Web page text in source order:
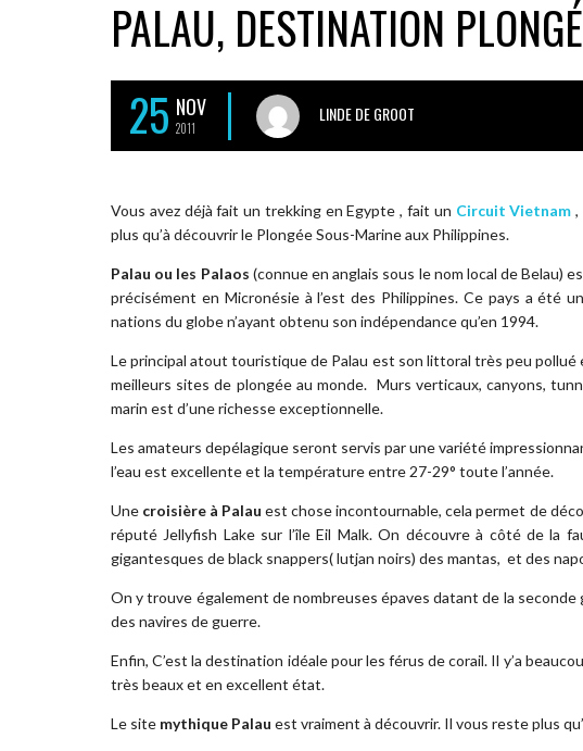
PALAU, DESTINATION
25 NOV
2011
LINDE DE GROOT
Vous avez déjà fait un trekking en Egypte , fait un Circuit Vietnam ,
plus qu’à découvrir le Plongée Sous-Marine aux Philippines.
Palau ou les Palaos (connue en anglais sous le nom local de Belau)
précisément en Micronésie à l’est des Philippines. Ce pays a été
nations du globe n’ayant obtenu son indépendance qu’en 1994.
Le principal atout touristique de Palau est son littoral très peu pollué
meilleurs sites de plongée au monde. Murs verticaux, canyons,
marin est d’une richesse exceptionnelle.
Les amateurs depélagique seront servis par une variété
l’eau est excellente et la température entre 27-29° toute l’année.
Une croisière à Palau est chose incontournable, cela permet de
réputé Jellyfish Lake sur l’île Eil Malk. On découvre à côté de la
gigantesques de black snappers( lutjan noirs) des mantas, et des
On y trouve également de nombreuses épaves datant de la
des navires de guerre.
Enfin, C’est la destination idéale pour les férus de corail. Il y’a
très beaux et en excellent état.
Le site mythique Palau est vraiment à découvrir. Il vous reste plus